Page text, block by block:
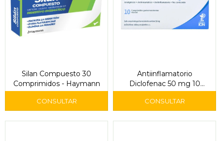
Silan Compuesto 30
Comprimidos - Haymann
Antiinflamatorio
Diclofenac 50 mg 10
Comprimidos - Ion